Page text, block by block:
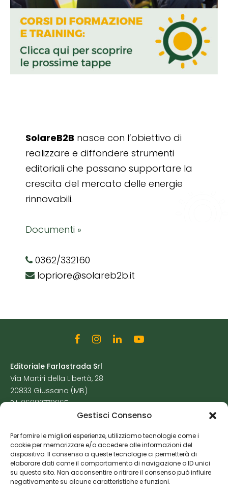
Gestisci Consenso
Per fornire le migliori esperienze, utilizziamo tecnologie come i
cookie per memorizzare e/o accedere alle informazioni del
dispositivo. Il consenso a queste tecnologie ci permetterà di
elaborare dati come il comportamento di navigazione o ID unici
su questo sito. Non acconsentire o ritirare il consenso può influire
negativamente su alcune caratteristiche e funzioni.
SolareB2B nasce con l’obiettivo di
realizzare e diffondere strumenti
editoriali che possano supportare la
crescita del mercato delle energie
rinnovabili.
Documenti »
0362/332160
lopriore@solareb2b.it
Editoriale Farlastrada Srl
Via Martiri della Libertà, 28
20833 Giussano (MB)
P.I. 06982770965
Cookie Policy
Risorse Aggiuntive